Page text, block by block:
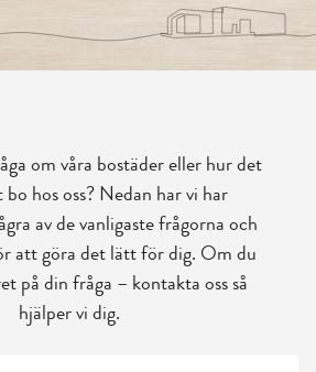
om våra bostäder eller hur det
hos oss? Nedan har vi har
av de vanligaste frågorna och
att göra det lätt för dig. Om du
på din fråga – kontakta oss så
hjälper vi dig.